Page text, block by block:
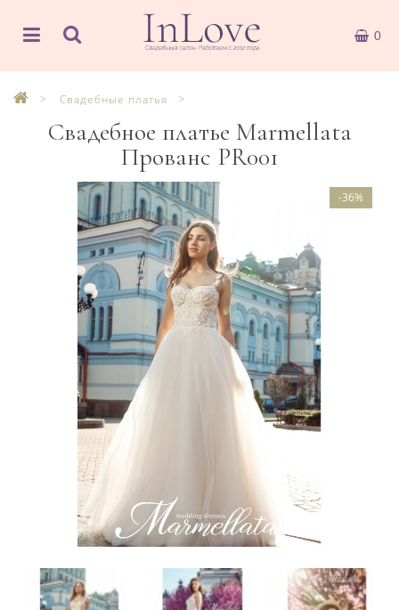
0
Свадебные платья
Свадебное платье Marmellata
Прованс PR001
-36%